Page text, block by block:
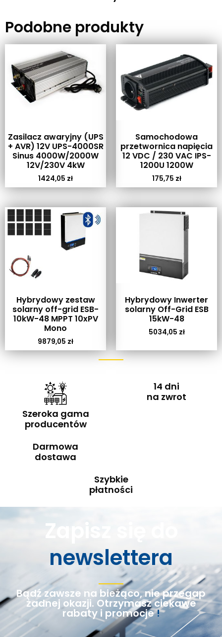
Podobne produkty
Zasilacz awaryjny (UPS
+ AVR) 12V UPS-4000SR
Sinus 4000W/2000W
12V/230V 4kW
1424,05 zł
Samochodowa
przetwornica napięcia
12 VDC / 230 VAC IPS-
1200U 1200W
175,75 zł
Hybrydowy zestaw
solarny off-grid ESB-
10kW-48 MPPT 10xPV
Mono
9879,05 zł
Hybrydowy Inwerter
solarny Off-Grid ESB
15kW-48
5034,05 zł
Szeroka gama
producentów
14 dni
na zwrot
Darmowa
dostawa
Szybkie
płatności
Zapisz się do
newslettera
Bądź zawsze na bieżąco, nie przegap
żadnej okazji. Otrzymasz ciekawe
rabaty i promocje!